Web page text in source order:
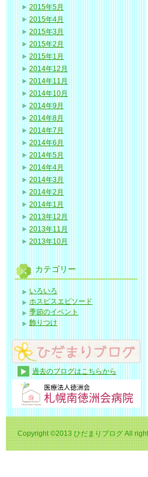
2015年5月
2015年4月
2015年3月
2015年2月
2015年1月
2014年12月
2014年11月
2014年10月
2014年9月
2014年8月
2014年7月
2014年6月
2014年5月
2014年4月
2014年3月
2014年2月
2014年1月
2013年12月
2013年11月
2013年10月
カテゴリー
いろいろ
ホスピスエピソード
季節のイベント
飾りつけ
過去のブログはこちらから
Copyright ©2013 ひだまりブログ All